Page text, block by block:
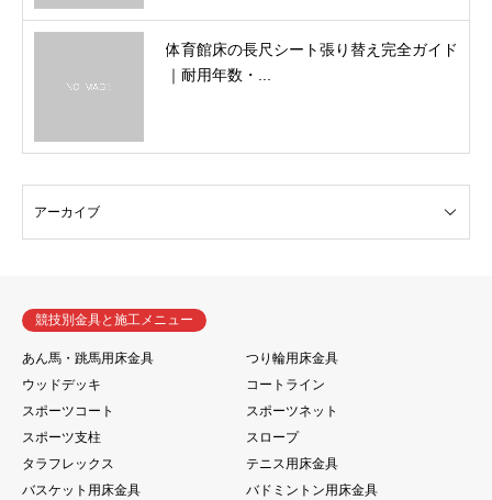
体育館床の長尺シート張り替え完全ガイド
｜耐用年数・...
競技別金具と施工メニュー
あん馬・跳馬用床金具
つり輪用床金具
ウッドデッキ
コートライン
スポーツコート
スポーツネット
スポーツ支柱
スロープ
タラフレックス
テニス用床金具
バスケット用床金具
バドミントン用床金具